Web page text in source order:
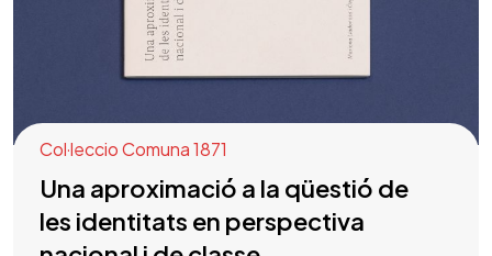
Col·leccio Comuna 1871
Una aproximació a la qüestió de
les identitats en perspectiva